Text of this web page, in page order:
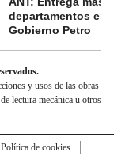
departamentos en
Gobierno Petro
y usos de las obras
lectura mecánica u otros
Política de cookies